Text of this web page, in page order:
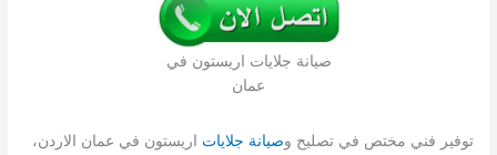
صيانة جلايات اريستون في
عمان
توفير فني مختص في تصليح وصيانة جلايات اريستون في عمان الاردن،